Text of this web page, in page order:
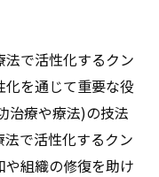
で活性化するクン
を通じて重要な役
治療や療法)の技法
で活性化するクン
組織の修復を助け